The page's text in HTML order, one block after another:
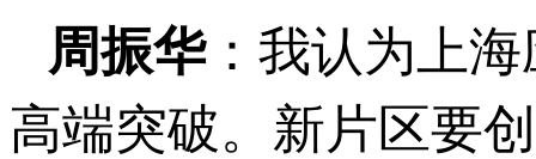
周振华：我认为上
高端突破。新片区要